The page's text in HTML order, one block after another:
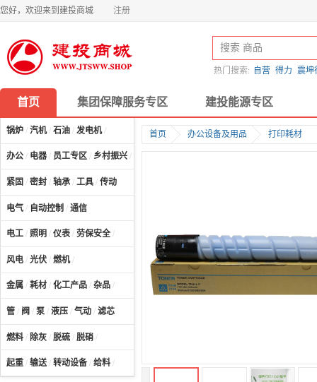
您好，欢迎来到建投商城 注册
热门搜索: 自营 得力 震坤
首页 集团保障服务专区 建投能源专区
锅炉 / 汽机/ 石油 / 发电机/
办公 / 电器 / 员工专区 / 乡村振兴 /
紧固 / 密封 / 轴承 / 工具 / 传动
电气 / 自动控制 / 通信
电工 / 照明 / 仪表 / 劳保安全 /
风电 / 光伏 / 燃机/
金属 / 耗材 / 化工产品 / 杂品 /
管 / 阀 / 泵 / 液压 / 气动 / 滤芯
燃料 / 除灰 / 脱硫 / 脱硝 /
起重 / 输送/ 转动设备 / 给料 /
首页 办公设备及用品 打印耗材